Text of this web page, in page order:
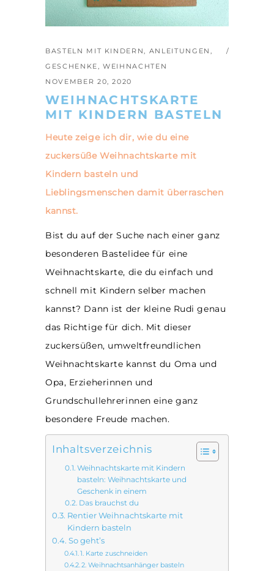
BASTELN MIT KINDERN, ANLEITUNGEN ,
GESCHENKE,WEIHNACHTEN
NOVEMBER 20, 2020
WEIHNACHTSKARTE
MIT KINDERN BASTELN
Heute zeige ich dir, wie du eine
zuckersüße Weihnachtskarte mit
Kindern basteln und
Lieblingsmenschen damit überraschen
kannst.
Bist du auf der Suche nach einer ganz
besonderen Bastelidee für eine
Weihnachtskarte, die du einfach und
schnell mit Kindern selber machen
kannst? Dann ist der kleine Rudi genau
das Richtige für dich. Mit dieser
zuckersüßen, umweltfreundlichen
Weihnachtskarte kannst du Oma und
Opa, Erzieherinnen und
Grundschullehrerinnen eine ganz
besondere Freude machen.
Inhaltsverzeichnis
Weihnachtskarte mit Kindern
basteln: Weihnachtskarte und
Geschenk in einem
Das brauchst du
Rentier Weihnachtskarte mit
Kindern basteln
So geht’s
1. Karte zuschneiden
2. Weihnachtsanhänger basteln